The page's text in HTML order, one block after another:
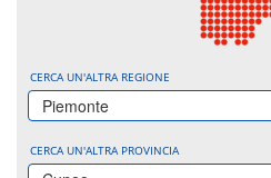
CERCA UN'ALTRA REGIONE
Piemonte
CERCA UN'ALTRA PROVINCIA